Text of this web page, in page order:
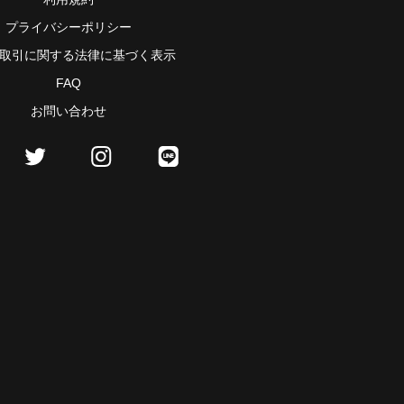
プライバシーポリシー
引に関する法律に基づく表示
FAQ
お問い合わせ